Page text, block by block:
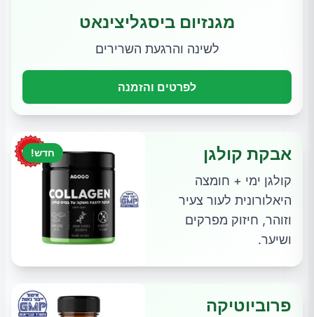
מגנזיום ביסגליצינאט
לשינה והרגעת השרירים
לפרטים והזמנה
חדש! אבקת קולגן
קולגן ימי + חומצה
היאלורונית לעור צעיר
וזוהר, חיזוק מפרקים
ושיער.
פרוביוטיקה